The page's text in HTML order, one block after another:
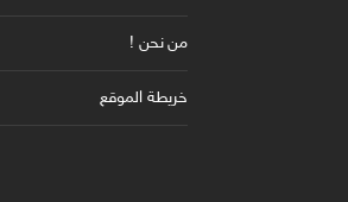
من نحن !
خريطة الموقع